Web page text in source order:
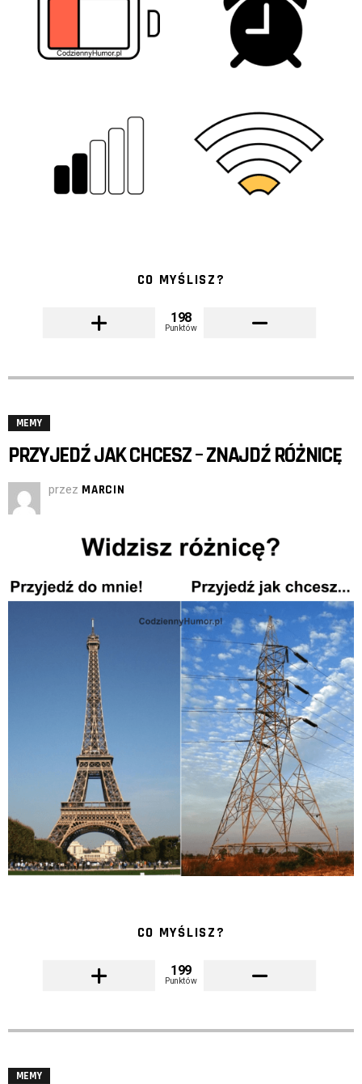
CO MYŚLISZ?
198
Punktów
MEMY
PRZYJEDŹ JAK CHCESZ – ZNAJDŹ RÓŻNICĘ
przez MARCIN
CO MYŚLISZ?
199
Punktów
MEMY